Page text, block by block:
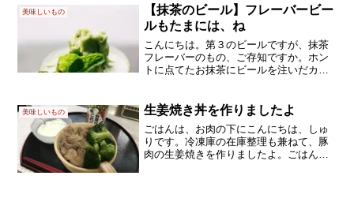
少し前には、江別のスイスに行きました
が、５月の連休中...
美味しいもの
【抹茶のビール】フレーバービー
ルもたまには、ね
こんにちは。第３のビールですが、抹茶
フレーバーのもの、ご存知ですか。ホン
トに点てたお抹茶にビールを注いだカク
です。これ、この前もらって飲んだので
す。ほんのり抹茶の香りが...
美味しいもの 生姜焼き丼を作りましたよ
ごはんは、お肉の下にこんにちは、しゅ
りです。冷凍庫の在庫整理も兼ねて、豚
肉の生姜焼きを作りましたよ。ごはんの